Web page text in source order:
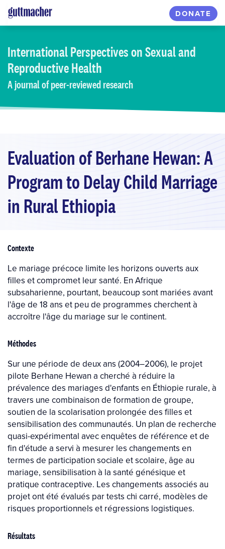
Skip
to
content
DONATE
International Perspectiveson Sexual and
Reproductive Health
A journal of peer-reviewed research
Evaluation of Berhane Hewan: A
Program to Delay Child Marriage
in Rural Ethiopia
Contexte
Le mariage précoce limite les horizons ouverts aux
filles et compromet leur santé. En Afrique
subsaharienne, pourtant, beaucoup sont mariées avant
l'âge de 18 ans et peu de programmes cherchent à
accroître l'âge du mariage sur le continent.
Méthodes
Sur une période de deux ans (2004–2006), le projet
pilote Berhane Hewan a cherché à réduire la
prévalence des mariages d'enfants en Éthiopie rurale, à
travers une combinaison de formation de groupe,
soutien de la scolarisation prolongée des filles et
sensibilisation des communautés. Un plan de recherche
quasi-expérimental avec enquêtes de référence et de
fin d'étude a servi à mesurer les changements en
termes de participation sociale et scolaire, âge au
mariage, sensibilisation à la santé génésique et
pratique contraceptive. Les changements associés au
projet ont été évalués par tests chi carré, modèles de
risques proportionnels et régressions logistiques.
Résultats